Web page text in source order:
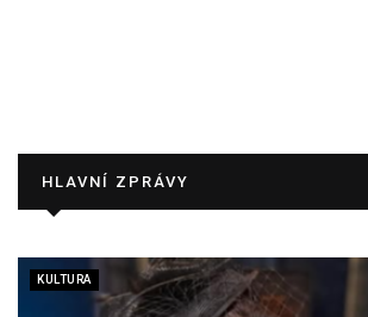
HLAVNÍ ZPRÁVY
KULTURA